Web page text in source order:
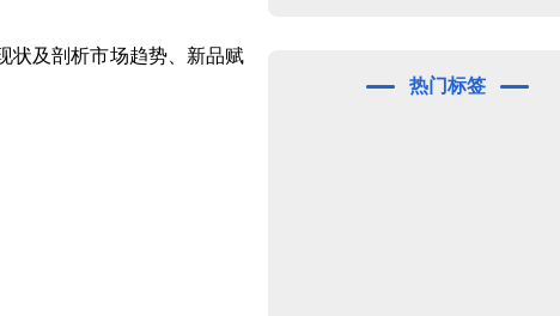
状及剖析市场趋势、新品赋
热门标签